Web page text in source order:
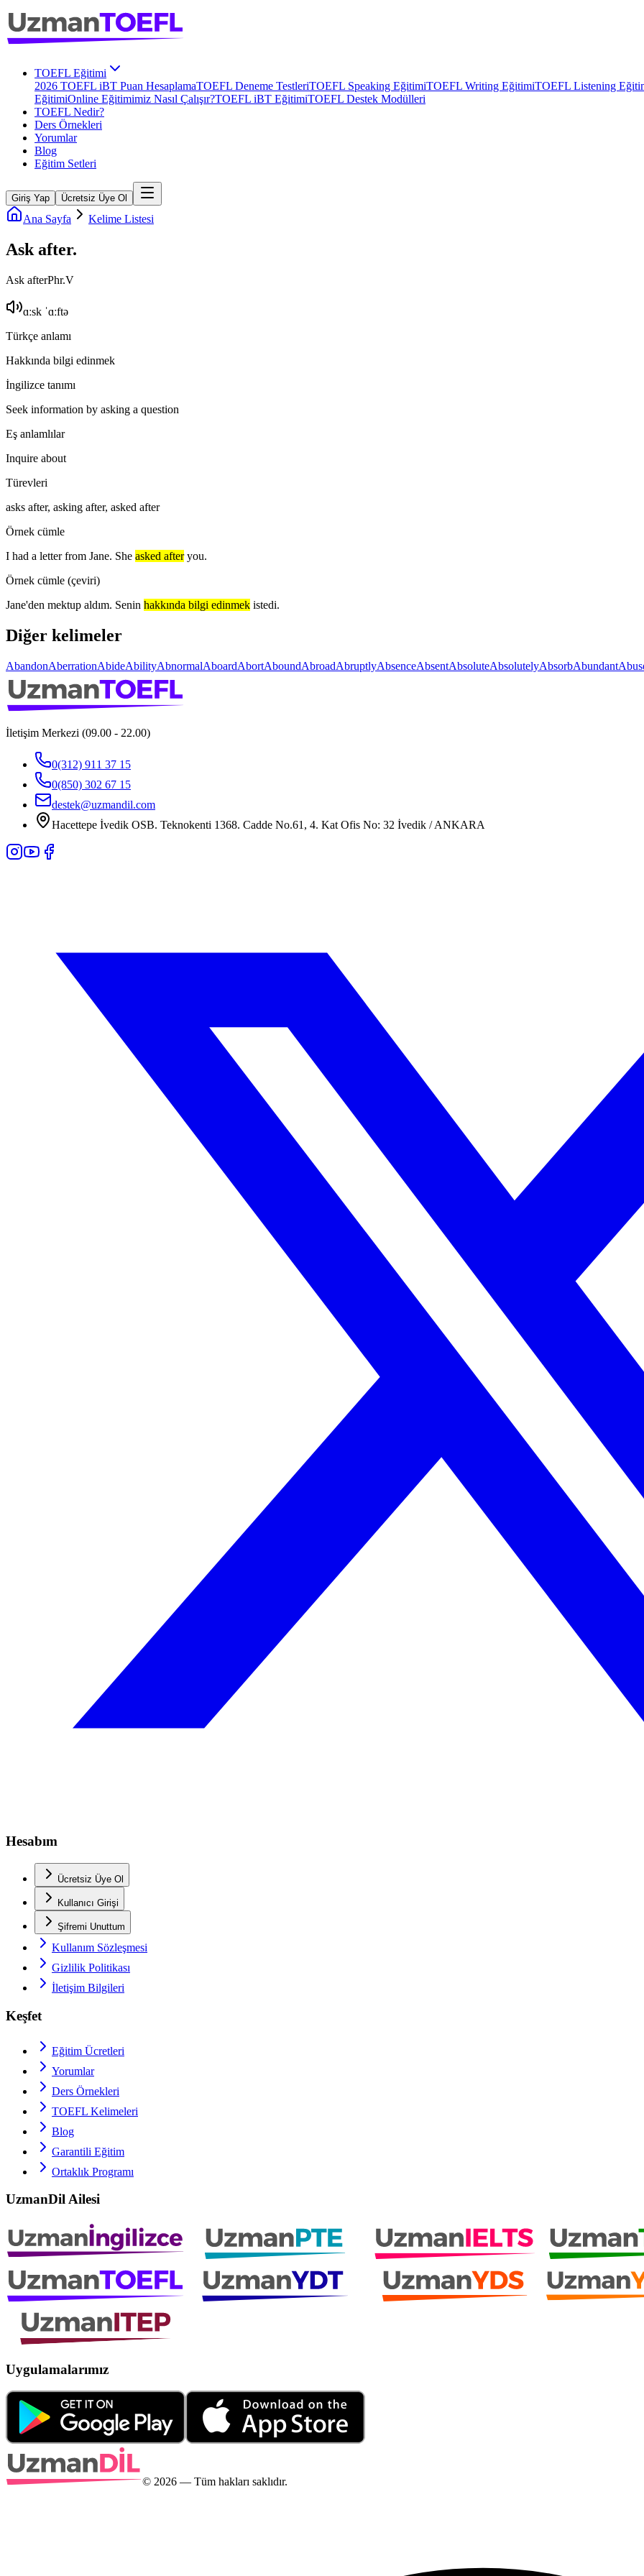
TOEFL Eğitimi
2026 TOEFL iBT Puan HesaplamaTOEFL Deneme TestleriTOEFL Speaking EğitimiTOEFL Writing EğitimiTOEFL Listening
EğitimiOnline Eğitimimiz Nasıl Çalışır?TOEFL iBT EğitimiTOEFL Destek Modülleri
TOEFL Nedir?
Ders Örnekleri
Yorumlar
Blog
Eğitim Setleri
Giriş Yap Ücretsiz Üye Ol
Ana Sayfa Kelime Listesi
Ask after.
Ask afterPhr.V
ɑːsk ˈɑːftə
Türkçe anlamı
Hakkında bilgi edinmek
İngilizce tanımı
Seek information by asking a question
Eş anlamlılar
Inquire about
Türevleri
asks after, asking after, asked after
Örnek cümle
I had a letter from Jane. She asked after you.
Örnek cümle (çeviri)
Jane'den mektup aldım. Senin hakkında bilgi edinmek istedi.
Diğer kelimeler
AbandonAberrationAbideAbilityAbnormalAboardAbortAboundAbroadAbruptlyAbsenceAbsentAbsoluteAbsolutelyAbsorbAbundant
İletişim Merkezi (09.00 - 22.00)
0(312) 911 37 15
0(850) 302 67 15
destek@uzmandil.com
Hacettepe İvedik OSB. Teknokenti 1368. Cadde No.61, 4. Kat Ofis No: 32 İvedik / ANKARA
Hesabım
Ücretsiz Üye Ol
Kullanıcı Girişi
Şifremi Unuttum
Kullanım Sözleşmesi
Gizlilik Politikası
İletişim Bilgileri
Keşfet
Eğitim Ücretleri
Yorumlar
Ders Örnekleri
TOEFL Kelimeleri
Blog
Garantili Eğitim
Ortaklık Programı
UzmanDil Ailesi
Uygulamalarımız
© 2026 — Tüm hakları saklıdır.